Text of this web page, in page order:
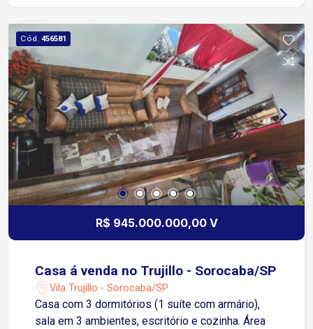
família e amigos Quintal livre com 88 m² Móveis
planejados na cozinha e área gourmet. Garagem
para 4 carros: 2 vagas cobertas Condomínio com:
Segurança 24 horas Ambiente privativo Ampla
área verde Localização privilegiada na Zona
Norte de Sorocaba, próximo a supermercados,
escolas, farmácias e comércios em geral. Aceita
financiamento. Excelente custo-benefício para
morar com qualidade ou investir.
Cód. 456581
R$ 945.000.000,00 V
Casa á venda no Trujillo - Sorocaba/SP
Vila Trujillo - Sorocaba/SP
Casa com 3 dormitórios (1 suíte com armário),
sala em 3 ambientes, escritório e cozinha. Área